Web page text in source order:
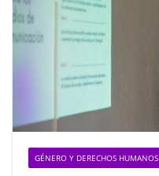
GÉNERO Y DERECHOS HUMANOS